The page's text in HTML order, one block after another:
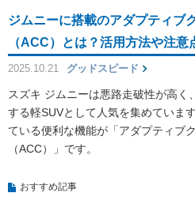
ジムニーに搭載のアダプティブ
（ACC）とは？活用方法や注意
2025.10.21 グッドスピード
スズキ ジムニーは悪路走破性が高く
する軽SUVとして人気を集めていま
ている便利な機能が「アダプティブ
（ACC）」です。
おすすめ記事